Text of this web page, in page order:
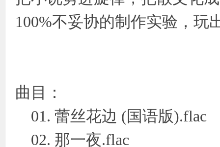
100%不妥协的制作实验，玩
曲目：
01. 蕾丝花边 (国语版).flac
02. 那一夜.flac